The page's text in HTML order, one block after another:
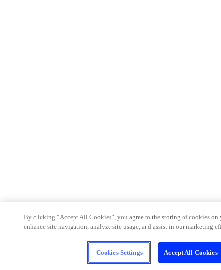
By clicking “Accept All Cookies”, you agree to the storing of cookies on
enhance site navigation, analyze site usage, and assist in our marketing
Cookies Settings Accept All Cookies